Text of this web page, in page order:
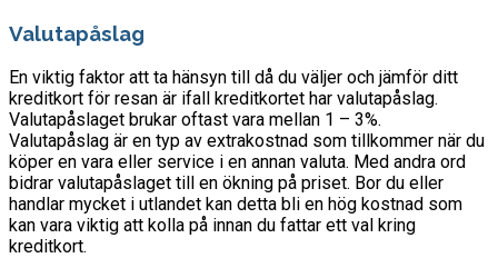
Valutapåslag
En viktig faktor att ta hänsyn till då du väljer och jämför ditt
kreditkort för resan är ifall kreditkortet har valutapåslag.
Valutapåslaget brukar oftast vara mellan 1 – 3%.
Valutapåslag är en typ av extrakostnad som tillkommer när du
köper en vara eller service i en annan valuta. Med andra ord
bidrar valutapåslaget till en ökning på priset. Bor du eller
handlar mycket i utlandet kan detta bli en hög kostnad som
kan vara viktig att kolla på innan du fattar ett val kring
kreditkort.